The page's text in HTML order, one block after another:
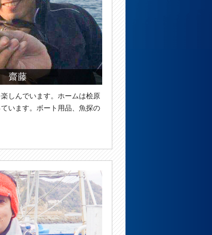
齋藤
しんでいます。ホームは桧原
います。ボート用品、魚探の